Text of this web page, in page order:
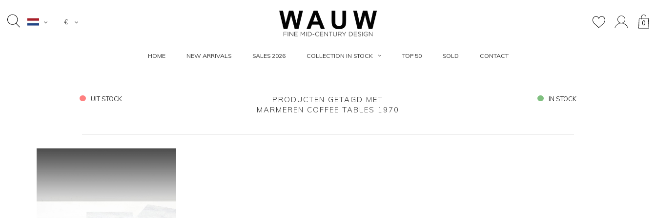
€ 0
HOME NEW ARRIVALS SALES 2026 COLLECTION IN STOCK TOP 50 SOLD CONTACT
UIT STOCK
PRODUCTEN GETAGD MET
MARMEREN COFFEE TABLES 1970
IN STOCK